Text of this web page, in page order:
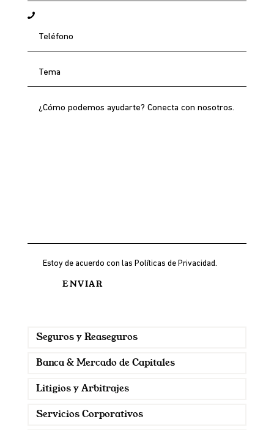
Estoy de acuerdo con lasPolíticas de Privacidad.
Seguros y Reaseguros
Banca & Mercado de Capitales
Litigios y Arbitrajes
Servicios Corporativos